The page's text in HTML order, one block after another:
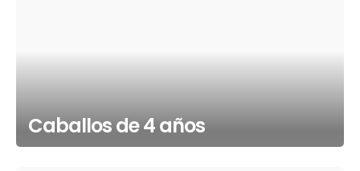
Caballos de 4 años